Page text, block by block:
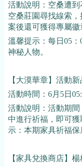
活動說明：空桑遭
空桑莊園尋找線索
案後還可獲得專屬徽
溫馨提示：每日05
神秘人物。
【大漠華章】活動
活動時間：6月5日
活動說明：活動期
中進行祈福，即可
示：本期家具祈福
【家具兌換商店】